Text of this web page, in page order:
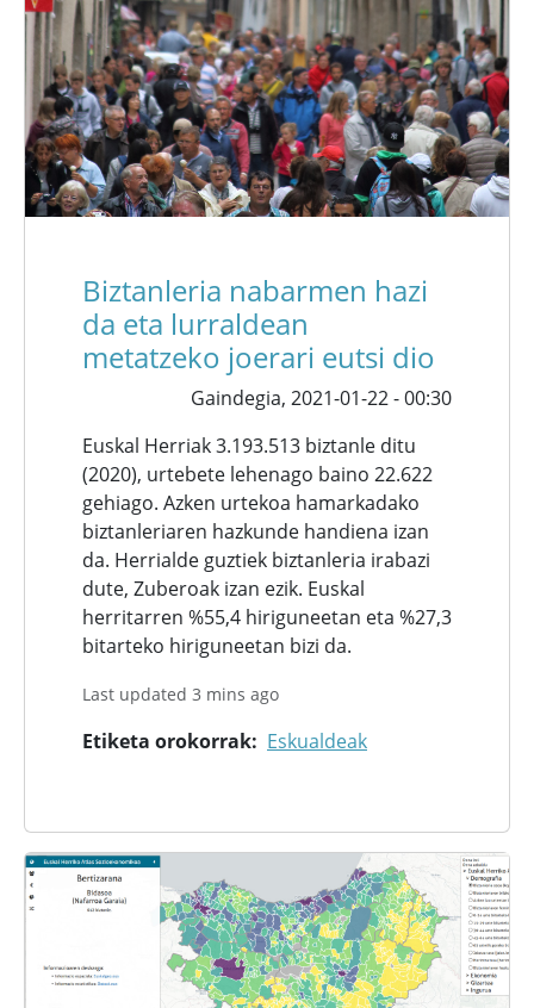
Biztanleria nabarmen hazi
da eta lurraldean
metatzeko joerari eutsi dio
Gaindegia, 2021-01-22 - 00:30
Euskal Herriak 3.193.513 biztanle ditu
(2020), urtebete lehenago baino 22.622
gehiago. Azken urtekoa hamarkadako
biztanleriaren hazkunde handiena izan
da. Herrialde guztiek biztanleria irabazi
dute, Zuberoak izan ezik. Euskal
herritarren %55,4 hiriguneetan eta %27,3
bitarteko hiriguneetan bizi da.
Last updated 3 mins ago
Etiketa orokorrak Eskualdeak